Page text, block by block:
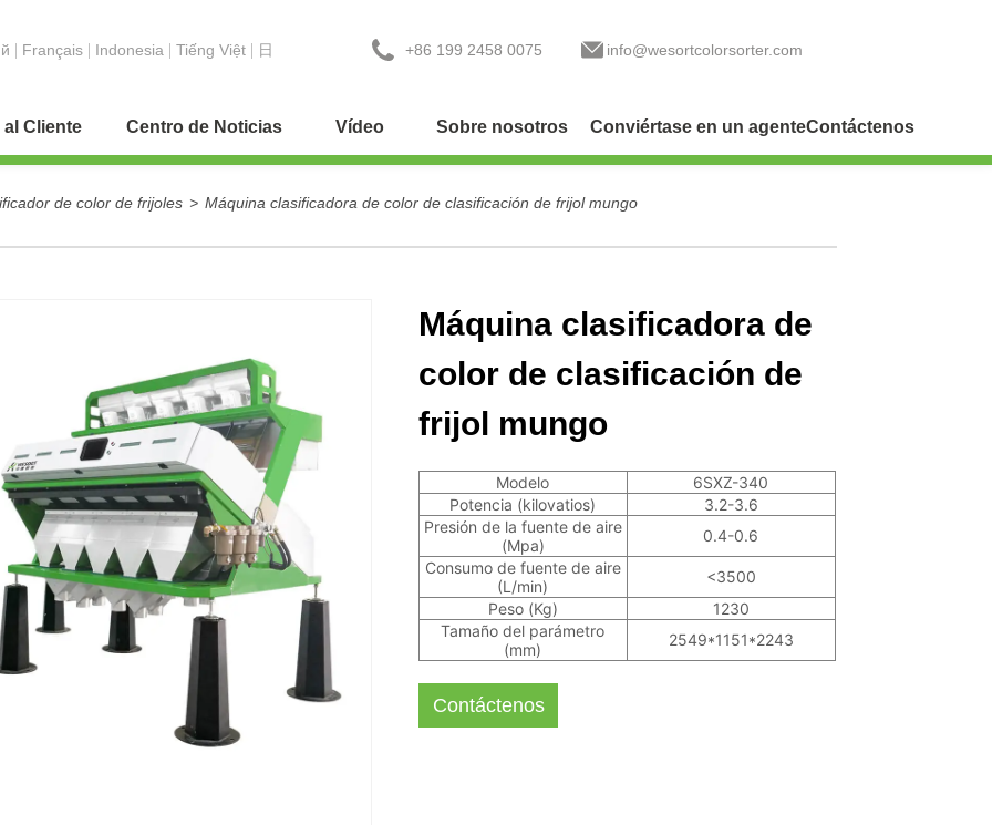
+86 199 2458 0075
Français Indonesia Tiếng Việt
日
info@wesortcolorsorter.com
Cliente Centro de Noticias Vídeo Sobre nosotros Conviértase en un agenteContáctenos
de color de frijoles > Máquina clasificadora de color de clasificación de frijol mungo
Máquina clasificadora de
color de clasificación de
frijol mungo
Modelo
6SXZ-340
Potencia (kilovatios)
3.2-3.6
Presión de la fuente de aire
(Mpa)
0.4-0.6
Consumo de fuente de aire
(L/min)
<3500
Peso (Kg)
1230
Tamaño del parámetro
(mm)
2549*1151*2243
Contáctenos